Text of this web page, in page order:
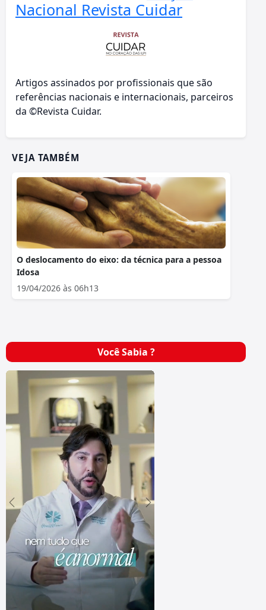
Nacional Revista Cuidar
Artigos assinados por profissionais que são
referências nacionais e internacionais, parceiros
da ©Revista Cuidar.
VEJA TAMBÉM
O deslocamento do eixo: da técnica para a pessoa
Idosa
19/04/2026 às 06h13
Você Sabia ?